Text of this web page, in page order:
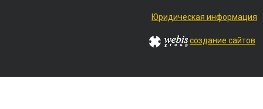
Юридическая информация
создание сайтов